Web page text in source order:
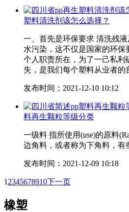
塑料清洗剂该怎么选择？
一、首先是环保要求 清洗残
水污染，这不仅是国家的环保
个人职责所在，为了一己私利
失，是我们每个塑料从业者的
发布时间：2021-12-10 10:12
料再生颗粒等级分类
一级料 指所使用(use)的原料
边角料，或者称为下角料，有
发布时间：2021-12-09 10:18
1 2345678910下一页
橡塑